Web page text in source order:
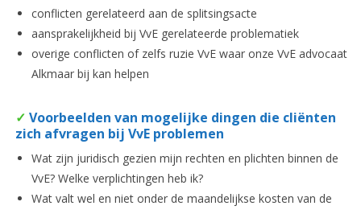
conflicten gerelateerd aan de splitsingsacte
aansprakelijkheid bij VvE gerelateerde problematiek
overige conflicten of zelfs ruzie VvE waar onze VvE advocaat
Alkmaar bij kan helpen
✓ Voorbeelden van mogelijke dingen die cliënten
zich afvragen bij VvE problemen
Wat zijn juridisch gezien mijn rechten en plichten binnen de
VvE? Welke verplichtingen heb ik?
Wat valt wel en niet onder de maandelijkse kosten van de